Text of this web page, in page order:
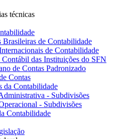
técnicas
de Contabilidade
de Contabilidade
das Instituições do SFN
de Contas Padronizado
Contas
da Contabilidade
- Subdivisões
- Subdivisões
Contabilidade